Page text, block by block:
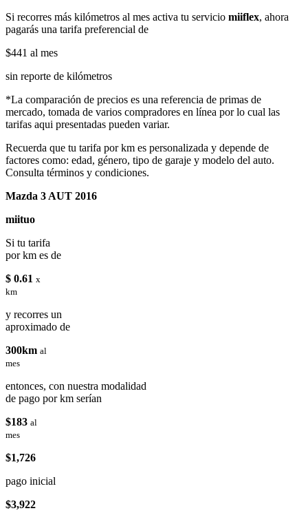
Si recorres más kilómetros al mes activa tu servicio miiflex, ahora
pagarás una tarifa preferencial de
$441 al mes
sin reporte de kilómetros
*La comparación de precios es una referencia de primas de
mercado, tomada de varios compradores en línea por lo cual las
tarifas aqui presentadas pueden variar.
Recuerda que tu tarifa por km es personalizada y depende de
factores como: edad, género, tipo de garaje y modelo del auto.
Consulta términos y condiciones.
Mazda 3 AUT 2016
miituo
Si tu tarifa
por km es de
$ 0.61 x
km
y recorres un
aproximado de
300km al
mes
entonces, con nuestra modalidad
de pago por km serían
$183 al
mes
$1,726
pago inicial
$3,922